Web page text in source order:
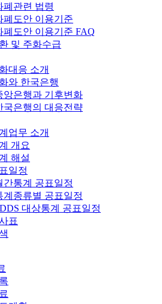
폐관련 법령
폐도안 이용기준
폐도안 이용기준 FAQ
및 주화수급
대응 소개
와 한국은행
앙은행과 기후변화
국은행의 대응전략
업무 소개
개요
해설
일정
간통계 공표일정
계종류별 공표일정
대상통계 공표일정
표